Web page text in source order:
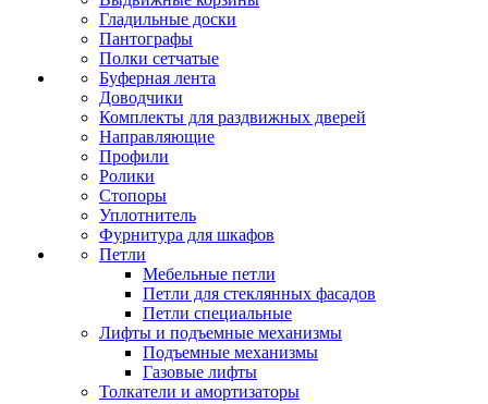
Гладильные доски
Пантографы
Полки сетчатые
Буферная лента
Доводчики
Комплекты для раздвижных дверей
Направляющие
Профили
Ролики
Стопоры
Уплотнитель
Фурнитура для шкафов
Петли
Мебельные петли
Петли для стеклянных фасадов
Петли специальные
Лифты и подъемные механизмы
Подъемные механизмы
Газовые лифты
Толкатели и амортизаторы